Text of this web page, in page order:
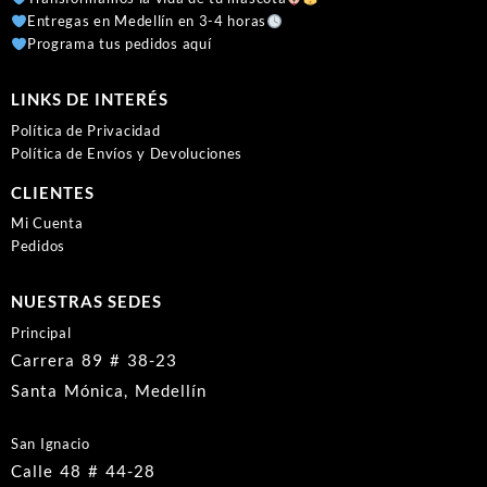
Entregas en Medellín en 3-4 horas
Programa tus pedidos aquí
LINKS DE INTERÉS
Política de Privacidad
Política de Envíos y Devoluciones
CLIENTES
Mi Cuenta
Pedidos
NUESTRAS SEDES
Principal
Carrera 89 # 38-23
Santa Mónica, Medellín
San Ignacio
Calle 48 # 44-28